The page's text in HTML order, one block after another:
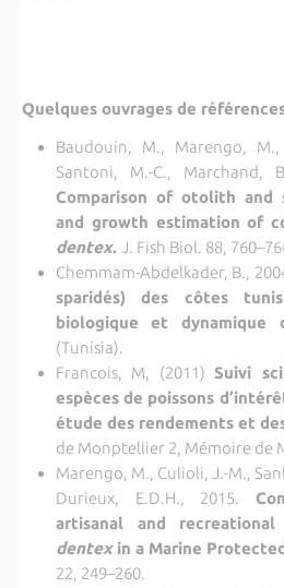
Quelques ouvrages de
Baudouin, M., Marengo,
Santoni, M.-C., Marchand,
Comparison of otolith and
and growth estimation of
dentex. J. Fish Biol. 88,
Chemmam-Abdelkader, B.,
sparidés) des côtes
biologique et dynamique
(Tunisia).
Francois, M, (2011) Suivi
espèces de poissons
étude des rendements et
de Monptellier 2, Mémoire de
Marengo, M., Culioli, J.-M.,
Durieux, E.D.H., 2015.
artisanal and
dentexin a Marine
22, 249–260.